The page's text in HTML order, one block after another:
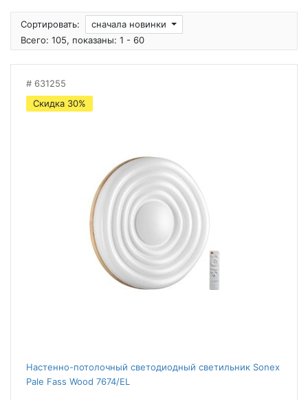
Сортировать:
сначала новинки
Всего: 105, показаны: 1 - 60
631255
Скидка 30%
Настенно-потолочный светодиодный светильник Sonex
Pale Fass Wood 7674/EL